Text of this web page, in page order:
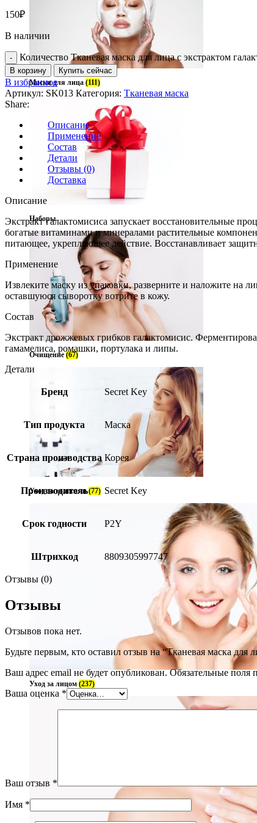
Маски для лица (111)
Наборы
Очищение (67)
Уход за волосами(77)
Уход за лицом (237)
150₽
В наличии
Количество Тканевая маска для лица с экстрактом
В корзину Купить сейчас
В избранное
Артикул: SK013 Категория: Тканевая маска
Share:
Описание
Применение
Состав
Детали
Отзывы (0)
Доставка
Описание
Экстракт галактомисиса запускает восстановительные
богатые витаминами и минералами растительные
питающее, укрепляющее действие. Восстанавливает
Применение
Извлеките маску из упаковки, разверните и наложите на
оставшуюся сыворотку вотрите в кожу.
Состав
Экстракт дрожжевых грибков галактомисис.
гамамелиса, ромашки, портулака и липы.
Детали
Бренд Secret Key
Тип продукта Маска
Страна производства Корея
Производитель Secret Key
Срок годности P2Y
Штрихкод 8809305997747
Отзывы (0)
Отзывы
Отзывов пока нет.
Будьте первым, кто оставил отзыв на “Тканевая маска для
Ваш адрес email не будет опубликован. Обязательные поля
Ваша оценка *
Ваш отзыв *
Имя *